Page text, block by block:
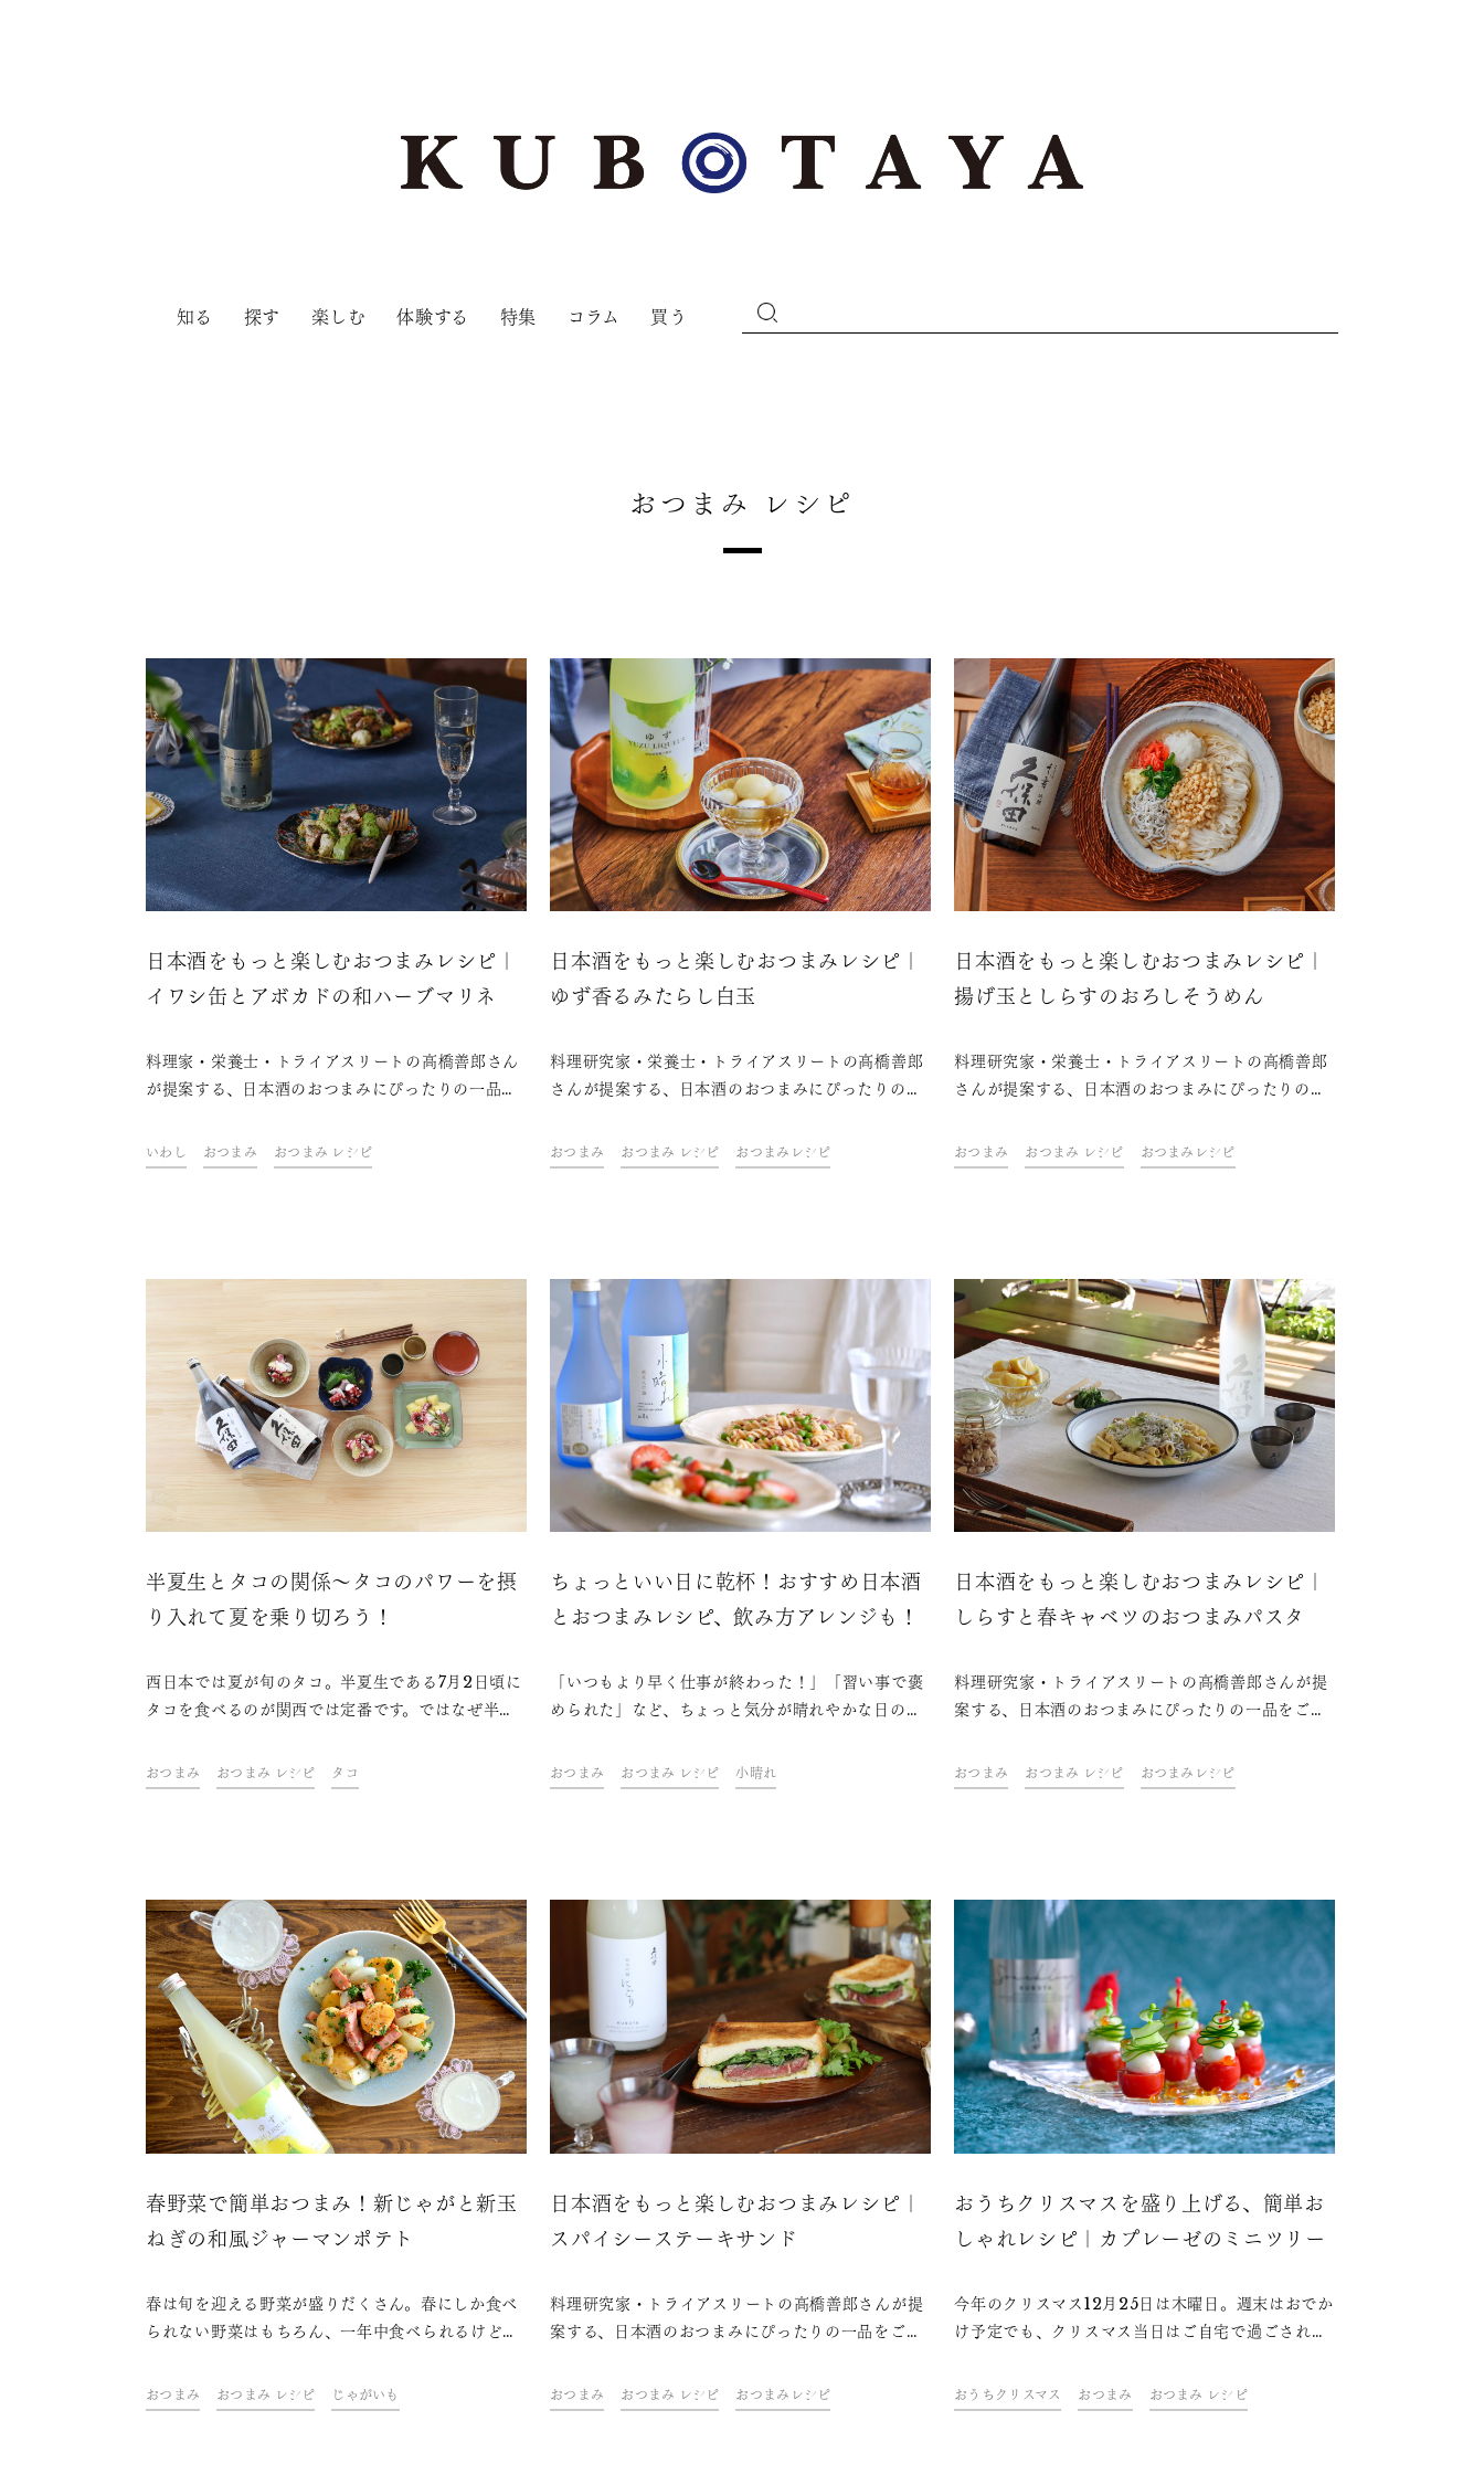
知る 探す 楽しむ 体験する 特集 コラム 買う
おつまみ レシピ
日本酒をもっと楽しむおつまみレシピ｜
イワシ缶とアボカドの和ハーブマリネ
料理家・栄養士・トライアスリートの高橋善郎さん
が提案する、日本酒のおつまみにぴったりの一品を
とときをお楽しみください。
いわし おつまみ おつまみ レシピ
日本酒をもっと楽しむおつまみレシピ｜
ゆず香るみたらし白玉
料理研究家・栄養士・トライアスリートの高橋善郎
さんが提案する、日本酒のおつまみにぴったりの一
なひとときをお楽しみください。
おつまみ おつまみ レシピ おつまみレシピ
日本酒をもっと楽しむおつまみレシピ｜
揚げ玉としらすのおろしそうめん
料理研究家・栄養士・トライアスリートの高橋善郎
さんが提案する、日本酒のおつまみにぴったりの一
なひとときをお楽しみください。
おつまみ おつまみ レシピ おつまみレシピ
半夏生とタコの関係～タコのパワーを摂
り入れて夏を乗り切ろう！
西日本では夏が旬のタコ。半夏生である7月2日頃に
タコを食べるのが関西では定番です。ではなぜ半夏
係と、タコの美味しい食べ方を紹介します。
おつまみ おつまみ レシピ タコ
ちょっといい日に乾杯！おすすめ日本酒
とおつまみレシピ、飲み方アレンジも！
「いつもより早く仕事が終わった！」「習い事で褒
められた」など、ちょっと気分が晴れやかな日の締
ンク&フードクリエイター・青山金魚さんが考え
た、日本酒と楽しみたい手軽で美味しいおつまみと
おつまみ おつまみ レシピ 小晴れ
日本酒をもっと楽しむおつまみレシピ｜
しらすと春キャベツのおつまみパスタ
料理研究家・トライアスリートの高橋善郎さんが提
案する、日本酒のおつまみにぴったりの一品をご紹
きをお楽しみください。
おつまみ おつまみ レシピ おつまみレシピ
春野菜で簡単おつまみ！新じゃがと新玉
ねぎの和風ジャーマンポテト
春は旬を迎える野菜が盛りだくさん。春にしか食べ
られない野菜はもちろん、一年中食べられるけど春
が、じゃがいもと玉ねぎです。みずみずしさが特徴
の新じゃがいもと新玉ねぎを使った、簡単おつまみ
おつまみ おつまみ レシピ じゃがいも
日本酒をもっと楽しむおつまみレシピ｜
スパイシーステーキサンド
料理研究家・トライアスリートの高橋善郎さんが提
案する、日本酒のおつまみにぴったりの一品をご紹
きをお楽しみください。
おつまみ おつまみ レシピ おつまみレシピ
おうちクリスマスを盛り上げる、簡単お
しゃれレシピ｜カプレーゼのミニツリー
今年のクリスマス12月25日は木曜日。週末はおでか
け予定でも、クリスマス当日はご自宅で過ごされる
を盛り上げるのは、クリスマスらしい雰囲気にぴっ
たりの料理やケーキにお酒。ドリンク&フードクリ
おうちクリスマス おつまみ おつまみ レシピ